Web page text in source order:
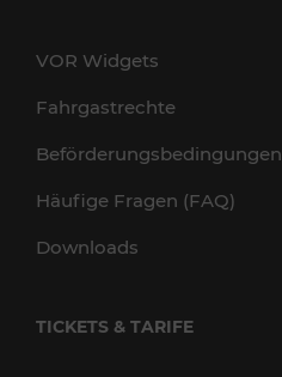
VOR Widgets
Fahrgastrechte
Beförderungsbedingungen
Häufige Fragen (FAQ)
Downloads
TICKETS & TARIFE